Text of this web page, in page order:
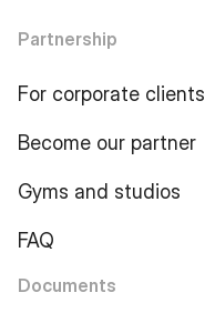
Partnership
For corporate clients
Become our partner
Gyms and studios
FAQ
Documents